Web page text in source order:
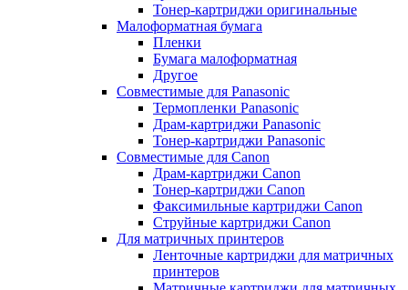
Тонер-картриджи оригинальные
Малоформатная бумага
Пленки
Бумага малоформатная
Другое
Совместимые для Panasonic
Термопленки Panasonic
Драм-картриджи Panasonic
Тонер-картриджи Panasonic
Совместимые для Canon
Драм-картриджи Canon
Тонер-картриджи Canon
Факсимильные картриджи Canon
Струйные картриджи Canon
Для матричных принтеров
Ленточные картриджи для матричных
принтеров